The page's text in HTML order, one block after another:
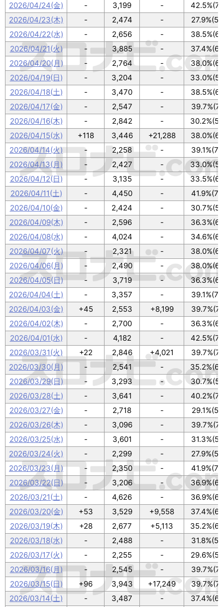
2026/04/24(金)
- 3,199 -
2026/04/23(木)
- 2,474 -
2026/04/22(水)
- 2,656 -
2026/04/21(火)
- 3,885 -
2026/04/20(月)
- 2,764 -
2026/04/19(日)
- 3,204 -
2026/04/18(土)
- 3,470 -
2026/04/17(金)
- 2,547 -
2026/04/16(木)
- 2,842 -
2026/04/15(水)
+118 3,446 +21,288
2026/04/14(火)
- 2,258 -
2026/04/13(月)
- 2,427 -
2026/04/12(日)
- 3,135 -
2026/04/11(土)
- 4,450 -
2026/04/10(金)
- 2,424 -
2026/04/09(木)
- 2,596 -
2026/04/08(水)
- 4,024 -
2026/04/07(火)
- 2,321 -
2026/04/06(月)
- 2,490 -
2026/04/05(日)
- 3,719 -
2026/04/04(土)
- 3,357 -
2026/04/03(金)
+45 2,553 +8,199
2026/04/02(木)
- 2,700 -
2026/04/01(水)
- 4,182 -
2026/03/31(火)
+22 2,846 +4,021
2026/03/30(月)
- 2,541 -
2026/03/29(日)
- 3,293 -
2026/03/28(土)
- 3,641 -
2026/03/27(金)
- 2,718 -
2026/03/26(木)
- 3,096 -
2026/03/25(水)
- 3,601 -
2026/03/24(火)
- 2,299 -
2026/03/23(月)
- 2,350 -
2026/03/22(日)
- 3,206 -
2026/03/21(土)
- 4,626 -
2026/03/20(金)
+53 3,529 +9,558
2026/03/19(木)
+28 2,677 +5,113
2026/03/18(水)
- 2,488 -
2026/03/17(火)
- 2,255 -
2026/03/16(月)
- 2,545 -
2026/03/15(日)
+96 3,943 +17,249
2026/03/14(土)
- 3,487 -